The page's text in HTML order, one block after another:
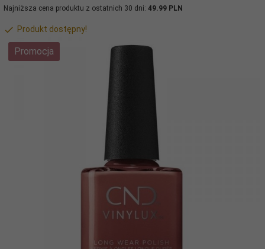
Najniższa cena produktu z ostatnich 30 dni: 49.99 PLN
Produkt dostępny!
Promocja